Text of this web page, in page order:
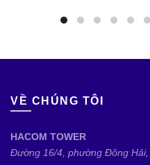
VỀ CHÚNG TÔI
HACOM TOWER
Đường 16/4, phường Đông Hải,